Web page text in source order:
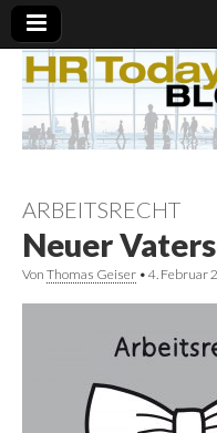
ARBEITSRECHT
Neuer
Von Thomas Geiser • 4. Februar